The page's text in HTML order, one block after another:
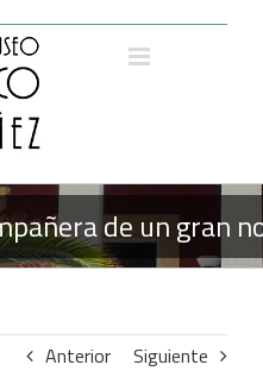
de un gran
Anterior Siguiente